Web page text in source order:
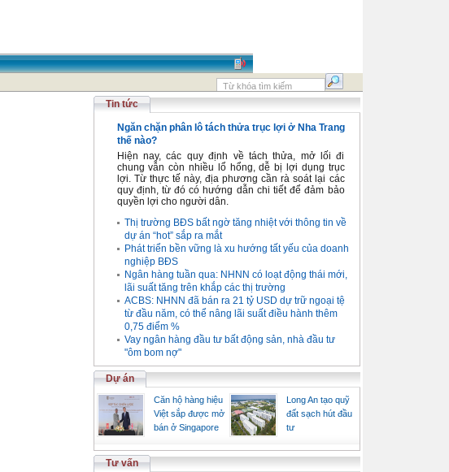
Tin tức
Ngăn chặn phân lô tách thửa trục lợi ở Nha Trang
thế nào?
Hiện nay, các quy định về tách thửa, mở lối đi
chung vẫn còn nhiều lổ hổng, dễ bị lợi dụng trục
lợi. Từ thực tế này, địa phương cần rà soát lại các
quy định, từ đó có hướng dẫn chi tiết để đảm bảo
quyền lợi cho người dân.
Thị trường BĐS bất ngờ tăng nhiệt với thông tin về
dự án “hot” sắp ra mắt
Phát triển bền vững là xu hướng tất yếu của doanh
nghiệp BĐS
Ngân hàng tuần qua: NHNN có loạt động thái mới,
lãi suất tăng trên khắp các thị trường
ACBS: NHNN đã bán ra 21 tỷ USD dự trữ ngoại tệ
từ đầu năm, có thể nâng lãi suất điều hành thêm
0,75 điểm %
Vay ngân hàng đầu tư bất động sản, nhà đầu tư
"ôm bom nợ"
Dự án
Căn hộ hàng hiệu
Việt sắp được mở
bán ở Singapore
Long An tạo quỹ
đất sạch hút đầu
tư
Tư vấn